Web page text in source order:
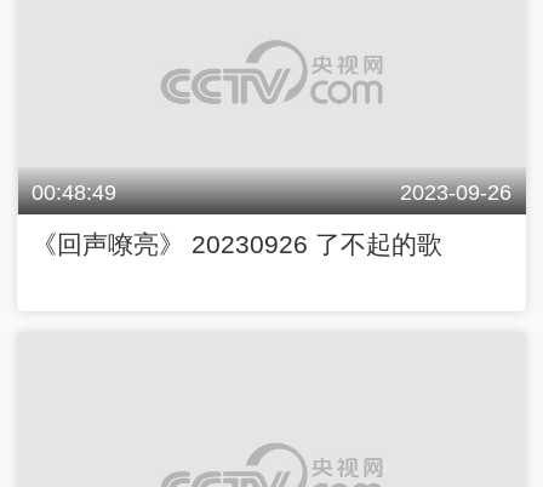
00:48:49 2023-09-26
《回声嘹亮》 20230926 了不起的歌